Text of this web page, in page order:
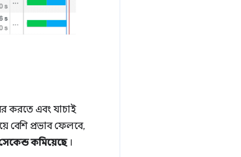
করতে এবং যাচাই
বেশি প্রভাব ফেলবে,
কমিয়েছে।